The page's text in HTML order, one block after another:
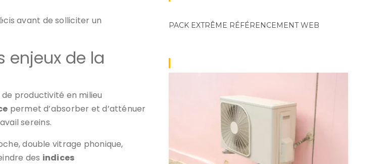
avant de solliciter un
enjeux de la
productivité en milieu
permet d’absorber et d’atténuer
sereins.
double vitrage phonique,
des indices
PACK EXTRÊME RÉFÉRENCEMENT WEB